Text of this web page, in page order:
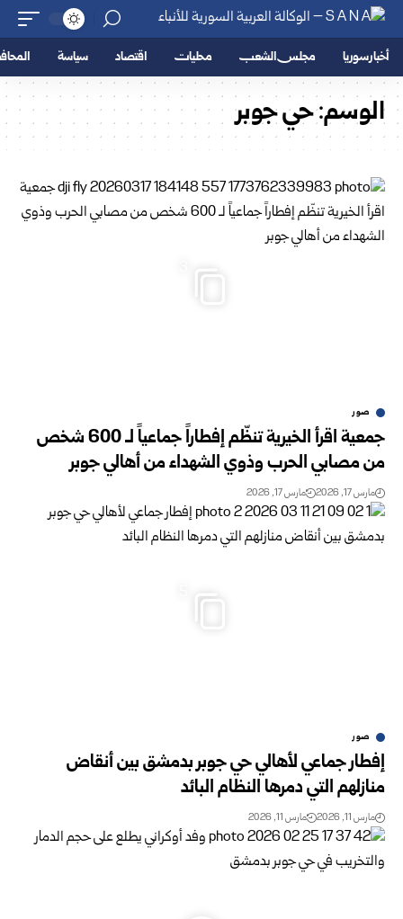
أخبار سوريا مجلس الشعب محليات اقتصاد سياسة
الوسم:حي جوبر
صور
جمعية اقرأ الخيرية تنظّم إفطاراً جماعياً لـ 600 شخص
من مصابي الحرب وذوي الشهداء من أهالي جوبر
مارس 17, 2026 مارس 17, 2026
صور
إفطار جماعي لأهالي حي جوبر بدمشق بين أنقاض
منازلهم التي دمرها النظام البائد
مارس 11, 2026 مارس 11, 2026